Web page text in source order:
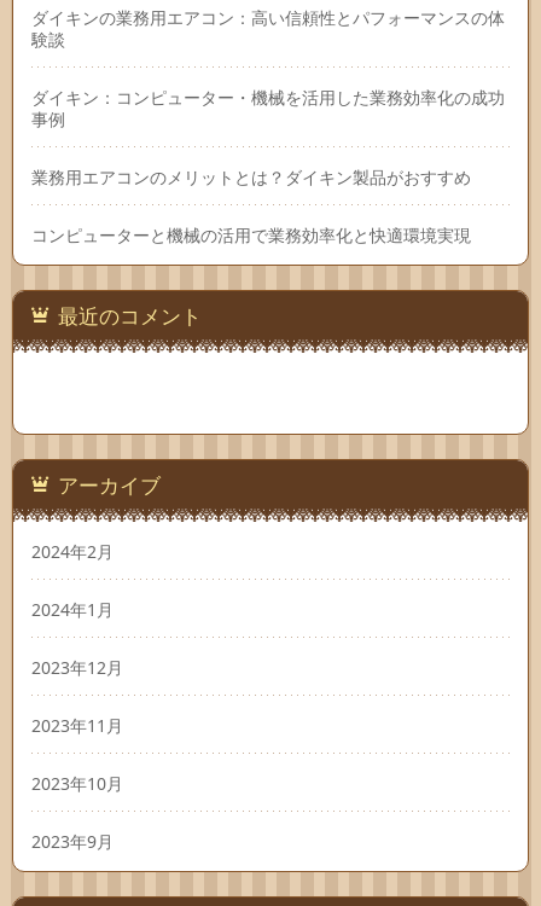
ダイキンの業務用エアコン：高い信頼性とパフォーマンスの体
験談
ダイキン：コンピューター・機械を活用した業務効率化の成功
事例
業務用エアコンのメリットとは？ダイキン製品がおすすめ
コンピューターと機械の活用で業務効率化と快適環境実現
最近のコメント
アーカイブ
2024年2月
2024年1月
2023年12月
2023年11月
2023年10月
2023年9月